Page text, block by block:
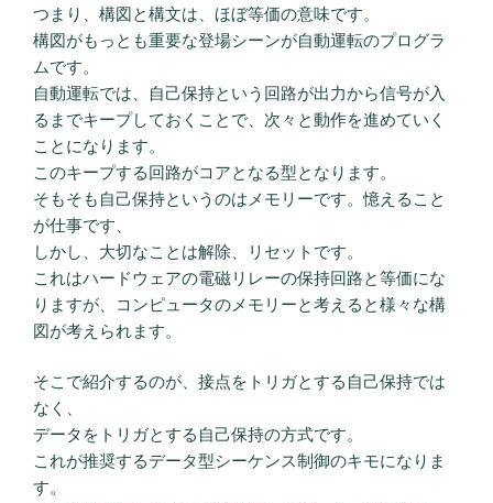
つまり、構図と構文は、ほぼ等価の意味です。
構図がもっとも重要な登場シーンが自動運転のプログラ
ムです。
自動運転では、自己保持という回路が出力から信号が入
るまでキープしておくことで、次々と動作を進めていく
ことになります。
このキープする回路がコアとなる型となります。
そもそも自己保持というのはメモリーです。憶えること
が仕事です、
しかし、大切なことは解除、リセットです。
これはハードウェアの電磁リレーの保持回路と等価にな
りますが、コンピュータのメモリーと考えると様々な構
図が考えられます。
そこで紹介するのが、接点をトリガとする自己保持では
なく、
データをトリガとする自己保持の方式です。
これが推奨するデータ型シーケンス制御のキモになりま
す。